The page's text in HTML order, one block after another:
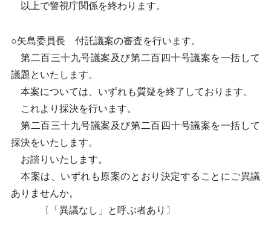
以上で警視庁関係を終わります。
○矢島委員長 付託議案の審査を行います。
第二百三十九号議案及び第二百四十号議案を一括して
議題といたします。
本案については、いずれも質疑を終了しております。
これより採決を行います。
第二百三十九号議案及び第二百四十号議案を一括して
採決をいたします。
お諮りいたします。
本案は、いずれも原案のとおり決定することにご異議
ありませんか。
〔「異議なし」と呼ぶ者あり〕